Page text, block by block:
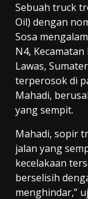
Sebuah truck
Oil) dengan
Sosa
N4,
Lawas,
terperosok di
Mahadi,
yang sempit.
Mahadi, sopir
jalan yang
kecelakaan
berselisih
menghindar,”